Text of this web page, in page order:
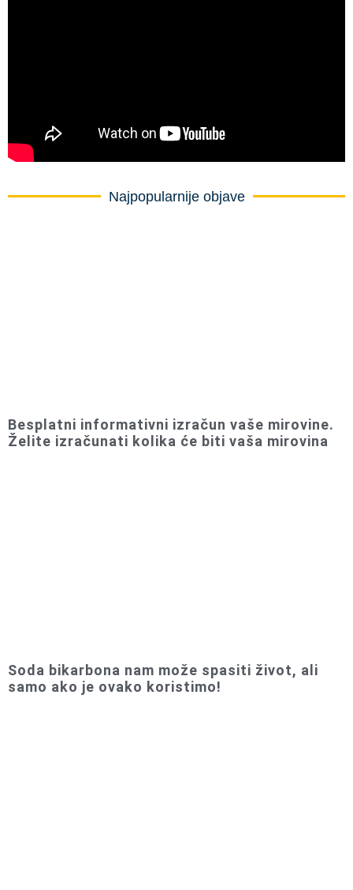
Najpopularnije objave
Besplatni informativni izračun vaše mirovine.
Želite izračunati kolika će biti vaša mirovina
Soda bikarbona nam može spasiti život, ali
samo ako je ovako koristimo!